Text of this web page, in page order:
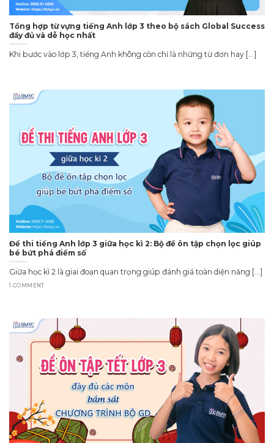
Tổng hợp từ vựng tiếng Anh lớp 3 theo bộ sách Global Success
đầy đủ và dễ học nhất
Khi bước vào lớp 3, tiếng Anh không còn chỉ là những từ đơn hay [...]
Đề thi tiếng Anh lớp 3 giữa học kì 2: Bộ đề ôn tập chọn lọc giúp
bé bứt phá điểm số
Giữa học kì 2 là giai đoạn quan trọng giúp đánh giá toàn diện năng [...]
1 COMMENT